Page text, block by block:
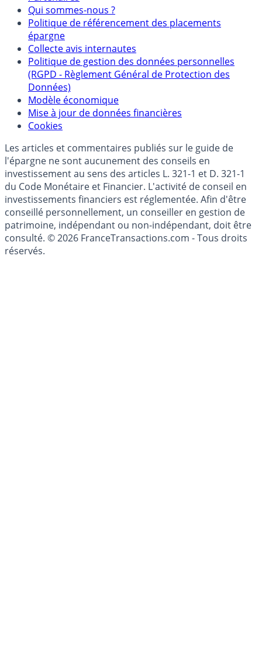
Mentions légales et Conditions d’utilisation
Partenaires
Qui sommes-nous ?
Politique de référencement des placements
épargne
Collecte avis internautes
Politique de gestion des données personnelles
(RGPD - Règlement Général de Protection des
Données)
Modèle économique
Cookies
Les articles et commentaires publiés sur le guide de
l'épargne ne sont aucunement des conseils en
investissement au sens des articles L. 321-1 et D. 321-1
du Code Monétaire et Financier. L'activité de conseil en
investissements financiers est réglementée. Afin d'être
conseillé personnellement, un conseiller en gestion de
patrimoine, indépendant ou non-indépendant, doit être